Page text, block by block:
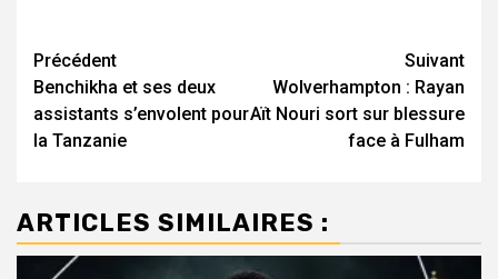
Navigation
d’article
Précédent
Benchikha et ses deux
assistants s’envolent pour
la Tanzanie
Suivant
Wolverhampton : Rayan
Aït Nouri sort sur blessure
face à Fulham
ARTICLES SIMILAIRES :